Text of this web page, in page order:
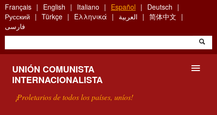
Skip
to
main
content
Français English Italiano Español
Deutsch
Русский
Türkçe Ελληνικά العربية
简体中文
فارسی
UNIÓN COMUNISTA
INTERNACIONALISTA
¡Proletarios de todos los países, uníos!